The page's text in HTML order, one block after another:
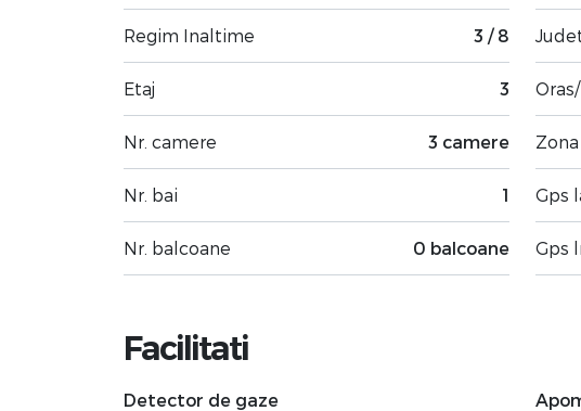
Regim Inaltime 3 / 8
Etaj 3
Nr. camere 3 camere
Nr. bai 1
Nr. balcoane 0 balcoane
Zona
Gps
Gps
Facilitati
Detector de gaze